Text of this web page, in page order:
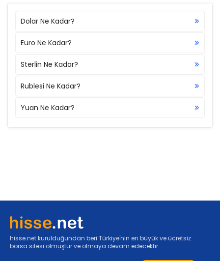
Dolar Ne Kadar?
Euro Ne Kadar?
Sterlin Ne Kadar?
Rublesi Ne Kadar?
Yuan Ne Kadar?
hisse.net kurulduğundan beri Türkiye'nin en büyük ve ücretsiz
borsa sitesi olmuştur ve olmaya devam edecektir.